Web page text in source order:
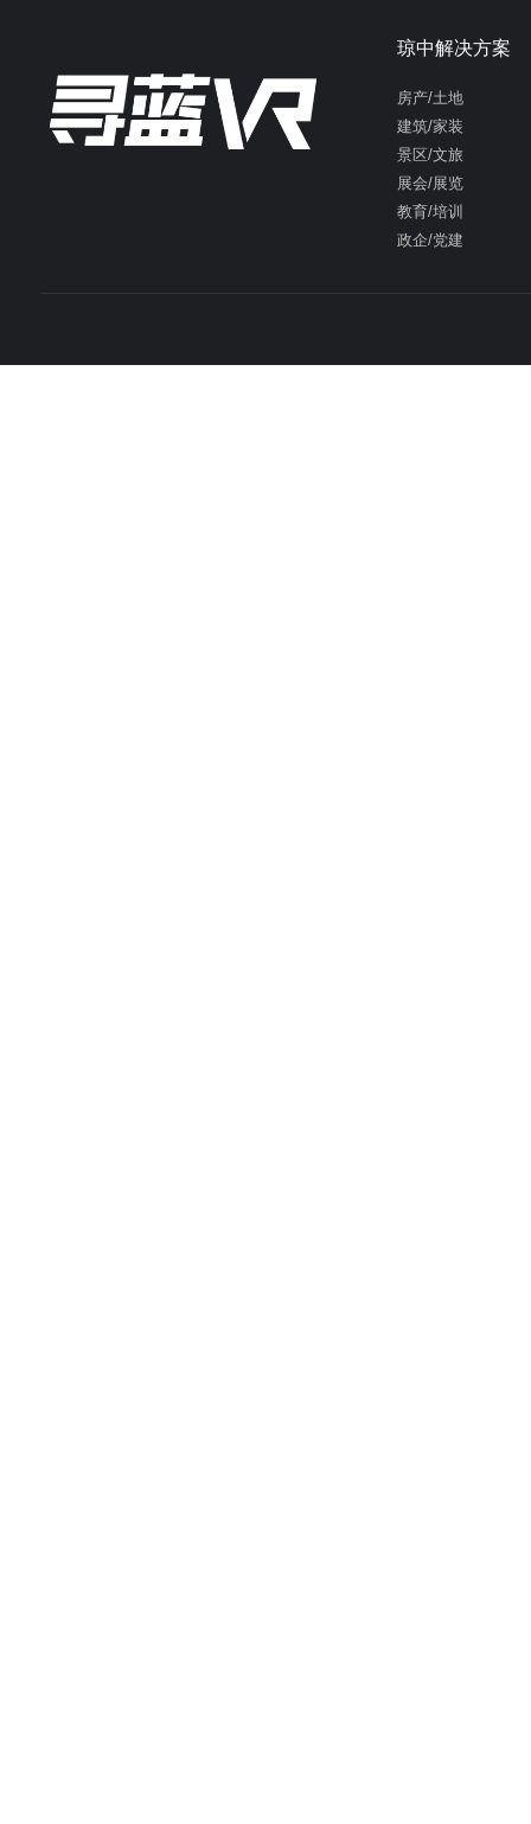
琼中解决方案
房产/土地
建筑/家装
景区/文旅
展会/展览
教育/培训
政企/党建